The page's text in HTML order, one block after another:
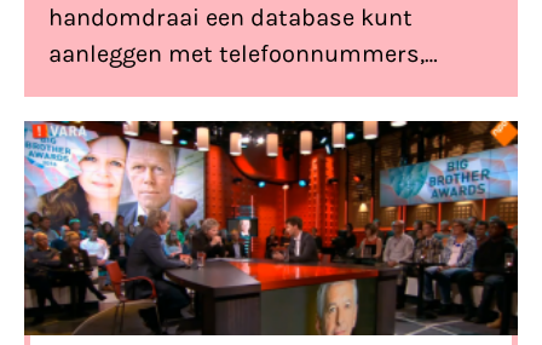
handomdraai een database kunt
aanleggen met telefoonnummers,
profielfoto’s en de bijbehorende status
van bijna alle WhatsApp-gebruikers. En
zo kan je je instellingen aanpassen om
te voorkomen dat jouw profiel op straat
ligt.